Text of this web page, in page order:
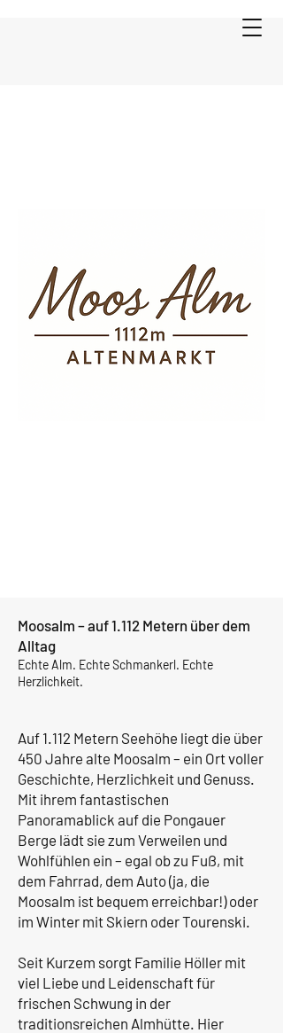
Moosalm – auf 1.112 Metern über dem
Alltag
Echte Alm. Echte Schmankerl. Echte
Herzlichkeit.
Auf 1.112 Metern Seehöhe liegt die über
450 Jahre alte Moosalm – ein Ort voller
Geschichte, Herzlichkeit und Genuss.
Mit ihrem fantastischen
Panoramablick auf die Pongauer
Berge lädt sie zum Verweilen und
Wohlfühlen ein – egal ob zu Fuß, mit
dem Fahrrad, dem Auto (ja, die
Moosalm ist bequem erreichbar!) oder
im Winter mit Skiern oder Tourenski.
Seit Kurzem sorgt Familie Höller mit
viel Liebe und Leidenschaft für
frischen Schwung in der
traditionsreichen Almhütte. Hier